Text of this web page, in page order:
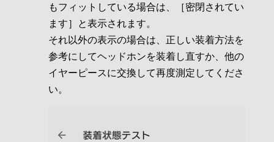
もフィットしている場合は、［密閉されてい
ます］と表示されます。
それ以外の表示の場合は、正しい装着方法を
参考にしてヘッドホンを装着し直すか、他の
イヤーピースに交換して再度測定してくださ
い。